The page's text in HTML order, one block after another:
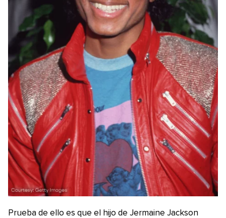
Prueba de ello es que el hijo de Jermaine Jackson